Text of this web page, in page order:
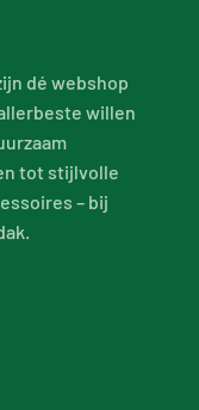
dé webshop
willen
tot stijlvolle
– bij